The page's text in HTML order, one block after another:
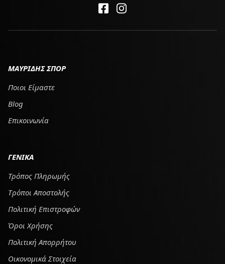
ΜΑΥΡΙΔΗΣ ΣΠΟΡ
Ποιοι Είμαστε
Blog
Επικοινωνία
ΓΕΝΙΚΑ
Τρόπος Πληρωμής
Tρόποι Αποστολής
Πολιτική Επιστροφών
Όροι Χρήσης
Πολιτική Απορρήτου
Οικονομικά Στοιχεία